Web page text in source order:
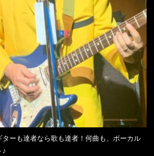
ーも達者なら歌も達者！何曲も、ボーカル
♪